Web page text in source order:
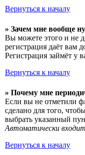
Вернуться к началу
» Зачем мне вообще
Вы можете этого и не
регистрация даёт вам
Регистрация займёт у
Вернуться к началу
» Почему мне
Если вы не отметили
сделано для того,
выбрать указанный
Автоматически
Вернуться к началу